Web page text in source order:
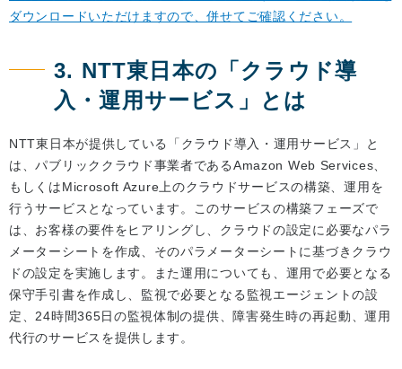
ダウンロードいただけますので、併せてご確認ください。
3. NTT東日本の「クラウド導
入・運用サービス」とは
NTT東日本が提供している「クラウド導入・運用サービス」と
は、パブリッククラウド事業者であるAmazon Web Services、
もしくはMicrosoft Azure上のクラウドサービスの構築、運用を
行うサービスとなっています。このサービスの構築フェーズで
は、お客様の要件をヒアリングし、クラウドの設定に必要なパラ
メーターシートを作成、そのパラメーターシートに基づきクラウ
ドの設定を実施します。また運用についても、運用で必要となる
保守手引書を作成し、監視で必要となる監視エージェントの設
定、24時間365日の監視体制の提供、障害発生時の再起動、運用
代行のサービスを提供します。